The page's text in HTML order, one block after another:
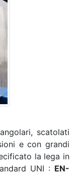
scatolati
e con grandi
la lega in
UNI : EN-